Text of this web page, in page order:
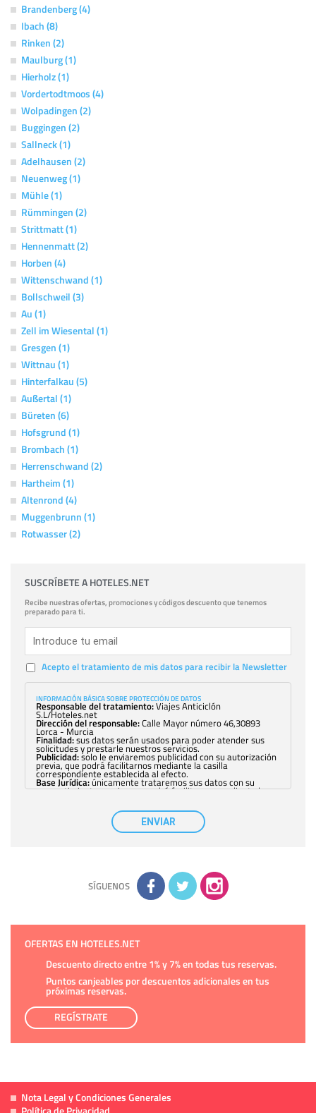
Brandenberg (4)
Ibach (8)
Rinken (2)
Maulburg (1)
Hierholz (1)
Vordertodtmoos (4)
Wolpadingen (2)
Buggingen (2)
Sallneck (1)
Adelhausen (2)
Neuenweg (1)
Mühle (1)
Rümmingen (2)
Strittmatt (1)
Hennenmatt (2)
Horben (4)
Wittenschwand (1)
Bollschweil (3)
Au (1)
Zell im Wiesental (1)
Gresgen (1)
Wittnau (1)
Hinterfalkau (5)
Außertal (1)
Büreten (6)
Hofsgrund (1)
Brombach (1)
Herrenschwand (2)
Hartheim (1)
Altenrond (4)
Muggenbrunn (1)
Rotwasser (2)
SUSCRÍBETE A HOTELES.NET
Recibe nuestras ofertas, promociones y códigos descuento que tenemos
preparado para ti.
Acepto el tratamiento de mis datos para recibir la Newsletter
INFORMACIÓN BÁSICA SOBRE PROTECCIÓN DE DATOS
Responsable del tratamiento:Viajes Anticiclón
S.L/Hoteles.net
Dirección del responsable:Calle Mayor número 46,30893
Lorca - Murcia
Finalidad:sus datos serán usados para poder atender sus
solicitudes y prestarle nuestros servicios.
Publicidad:solo le enviaremos publicidad con su autorización
previa, que podrá facilitarnos mediante la casilla
correspondiente establecida al efecto.
Base Jurídica:únicamente trataremos sus datos con su
consentimiento previo, que podrá facilitarnos mediante la
con carácter general, sólo el personal de
nuestra entidad que esté debidamente autorizado podrá
tener conocimiento de la información que le pedimos. No se
comunicarán datos a terceros.
adicional y detallada sobre cómo tratamos sus datos en la
política de privacidad
ENVIAR
SÍGUENOS
OFERTAS EN HOTELES.NET
Descuento directo entre 1% y 7% en todas tus reservas.
Puntos canjeables por descuentos adicionales en tus
próximas reservas.
REGÍSTRATE
Nota Legal y Condiciones Generales